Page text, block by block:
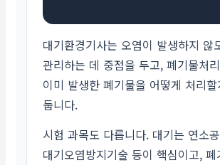
대기환경기사는 오염이 발생하지 않
관리하는 데 중점을 두고, 폐기물처
이미 발생한 폐기물을 어떻게 처리
둡니다.
시험 과목도 다릅니다. 대기는 연소
대기오염방지기술 등이 핵심이고, 폐